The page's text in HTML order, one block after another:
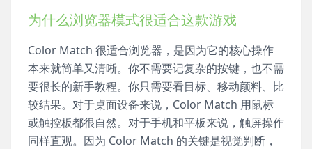
为什么浏览器模式很适合这款游戏
Color Match 很适合浏览器，是因为它的核心操作
本来就简单又清晰。你不需要记复杂的按键，也不需
要很长的新手教程。你只需要看目标、移动颜料、比
较结果。对于桌面设备来说，Color Match 用鼠标
或触控板都很自然。对于手机和平板来说，触屏操作
同样直观。因为 Color Match 的关键是视觉判断，